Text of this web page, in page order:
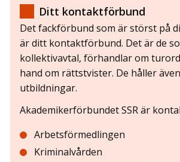
Ditt kontaktförbund
Det fackförbund som är störst på
är ditt kontaktförbund. Det är de
kollektivavtal, förhandlar om
hand om rättstvister. De håller
utbildningar.
Akademikerförbundet SSR är
Arbetsförmedlingen
Kriminalvården